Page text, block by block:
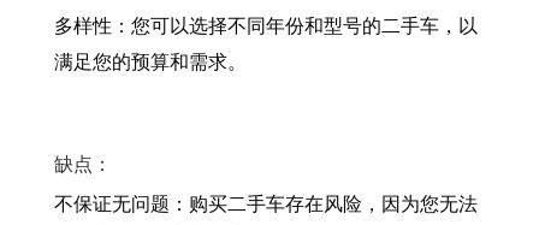
多样性：您可以选择不同年份和型号的二手车，以
满足您的预算和需求。
缺点：
不保证无问题：购买二手车存在风险，因为您无法